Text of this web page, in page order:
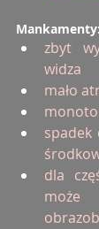
Mankamenty:
zbyt
widza
mało
spadek
dla
może